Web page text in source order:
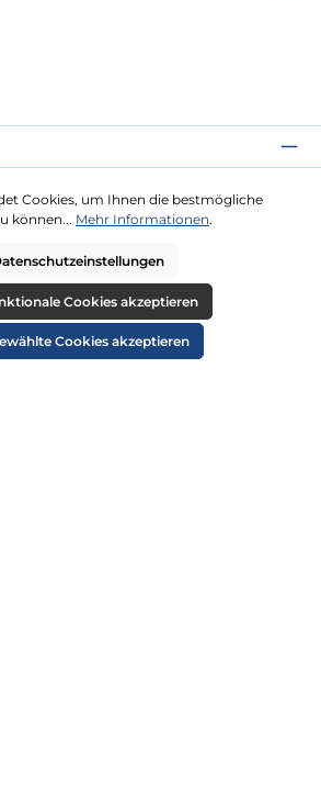
Cookies, um Ihnen die bestmögliche
können... Mehr Informationen.
Cookies akzeptieren
Cookies akzeptieren